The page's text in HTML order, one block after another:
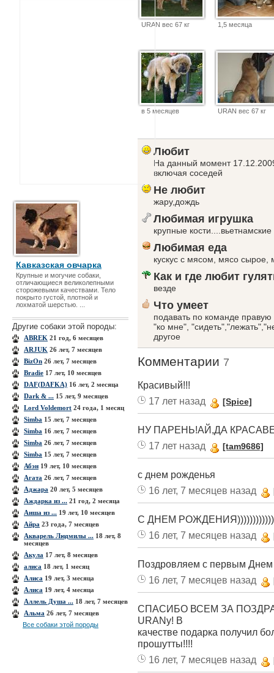
Кавказская овчарка
Крупные и могучие собаки,
отличающиеся великолепными
сторожевыми качествами. Тело
покрыто густой, плотной и
лохматой шерстью. ...
Другие собаки этой породы:
ABREK 21 год, 6 месяцев
ARJUK 26 лет, 7 месяцев
BizOn 26 лет, 7 месяцев
Bradie 17 лет, 10 месяцев
DAF(DAFKA) 16 лет, 2 месяца
Dark & ... 15 лет, 9 месяцев
Lord Voldemort 24 года, 1 месяц
Simba 15 лет, 7 месяцев
Simba 16 лет, 7 месяцев
Simba 26 лет, 7 месяцев
Simba 15 лет, 7 месяцев
Абэн 19 лет, 10 месяцев
Агата 26 лет, 7 месяцев
Аджара 20 лет, 5 месяцев
Аждарка из ... 21 год, 2 месяца
Аиша из ... 19 лет, 10 месяцев
Айра 23 года, 7 месяцев
Акварель Людмилы ... 18 лет, 8
месяцев
Акула 17 лет, 8 месяцев
алиса 18 лет, 1 месяц
Алиса 19 лет, 3 месяца
Алиса 19 лет, 4 месяца
Аллель Душа ... 18 лет, 7 месяцев
Альма 26 лет, 7 месяцев
Все собаки этой породы
URAN вес 67 кг 1,5 месяца
в 5 месяцев URAN вес 67 кг
Любит
На данный момент
включая соседей
Не любит
жару,дождь
Любимая игрушка
крупные кости....вьетнамские
Любимая еда
кускус с мясом, мясо сырое,
Как и где любит
везде
Что умеет
подавать по команде
"ко мне",
другое
Комментарии 7
Красивый!!!
17 лет назад
[Spice]
НУ ПАРЕНЬ!АЙ,ДА
17 лет назад
[tam9686]
с днем рожденья
16 лет, 7 месяцев назад
С ДНЕМ
16 лет, 7 месяцев назад
Поздровляем с первым
16 лет, 7 месяцев назад
СПАСИБО ВСЕМ ЗА
URANу! В
качестве подарка получил
прошутты!!!!
16 лет, 7 месяцев назад